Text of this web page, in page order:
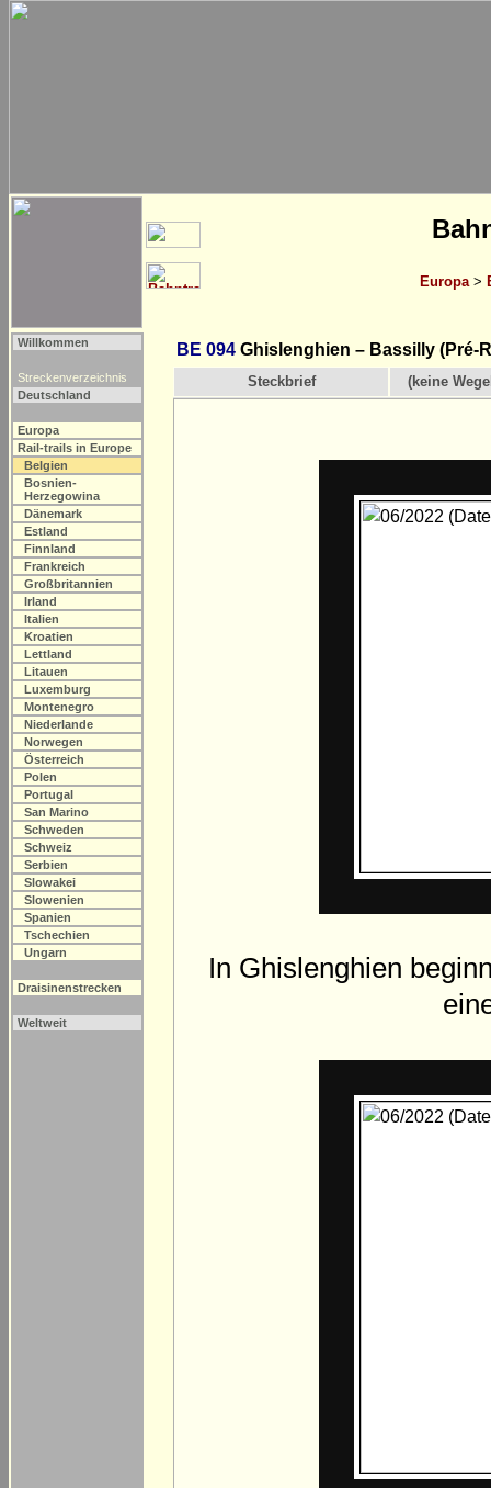
Europa >
Willkommen
Streckenverzeichnis
Deutschland
Europa
Rail-trails in Europe
Belgien
Bosnien-
Herzegowina
Dänemark
Estland
Finnland
Frankreich
Großbritannien
Irland
Italien
Kroatien
Lettland
Litauen
Luxemburg
Montenegro
Niederlande
Norwegen
Österreich
Polen
Portugal
San Marino
Schweden
Schweiz
Serbien
Slowakei
Slowenien
Spanien
Tschechien
Ungarn
Draisinenstrecken
Weltweit
BE 094 Ghislenghien – Bassilly (Pré-
Steckbrief (keine
In Ghislenghien